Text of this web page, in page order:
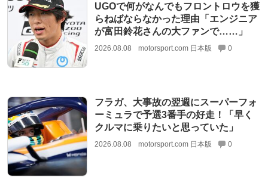
UGOで何がなんでもフロントロウを獲
らねばならなかった理由「エンジニア
が富田鈴花さんの大ファンで……」
2026.08.08 motorsport.com 日本版 0
フラガ、大事故の翌週にスーパーフォ
ーミュラで予選3番手の好走！「早く
クルマに乗りたいと思っていた」
2026.08.08 motorsport.com 日本版 0